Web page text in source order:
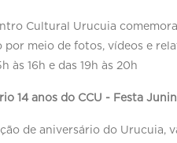
Cultural Urucuia
por meio de fotos, vídeos e
às 16h e das 19h às 20h
14 anos do CCU - Festa
de aniversário do Urucuia,